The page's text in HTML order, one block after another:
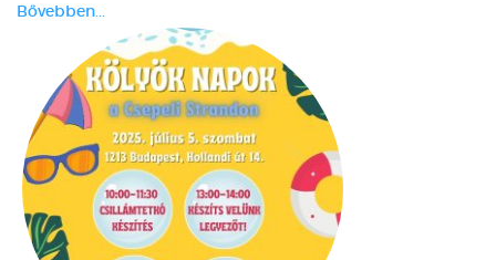
Bővebben...